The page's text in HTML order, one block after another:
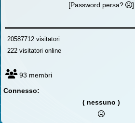
[Password persa? ]
20587712 visitatori
222 visitatori online
93 membri
Connesso:
( nessuno )